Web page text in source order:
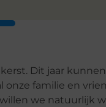
Dit jaar
onze familie en
we natuurlijk